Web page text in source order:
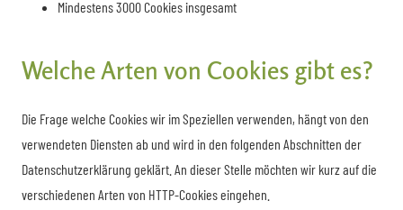
Mindestens 3000 Cookies insgesamt
Welche Arten von Cookies gibt es?
Die Frage welche Cookies wir im Speziellen verwenden, hängt von den
verwendeten Diensten ab und wird in den folgenden Abschnitten der
Datenschutzerklärung geklärt. An dieser Stelle möchten wir kurz auf die
verschiedenen Arten von HTTP-Cookies eingehen.